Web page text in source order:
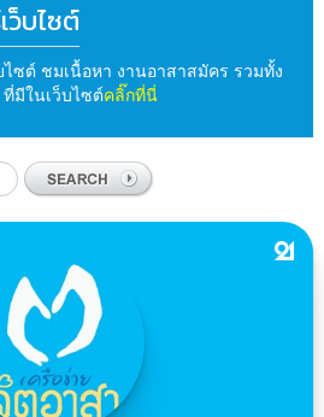
ว็บไซต์
ไซต์ ชมเนื้อหา งานอาสาสมัคร รวมทั้ง
มีในเว็บไซต์คลิ๊กที่นี่